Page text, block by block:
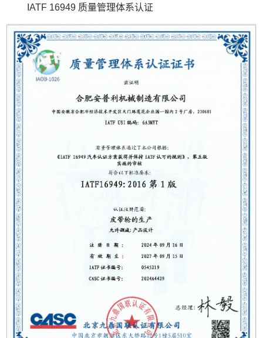
IATF 16949 质量管理体系认证